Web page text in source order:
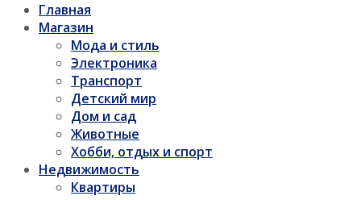
Главная
Магазин
Мода и стиль
Электроника
Транспорт
Детский мир
Дом и сад
Животные
Хобби, отдых и спорт
Недвижимость
Квартиры